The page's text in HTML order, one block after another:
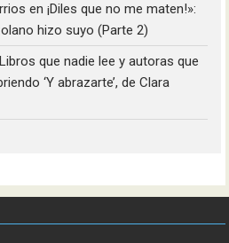
en¡Diles que no me maten!»:
hizo suyo (Parte 2)
Libros que nadie lee y autoras que
‘Y abrazarte’, de Clara